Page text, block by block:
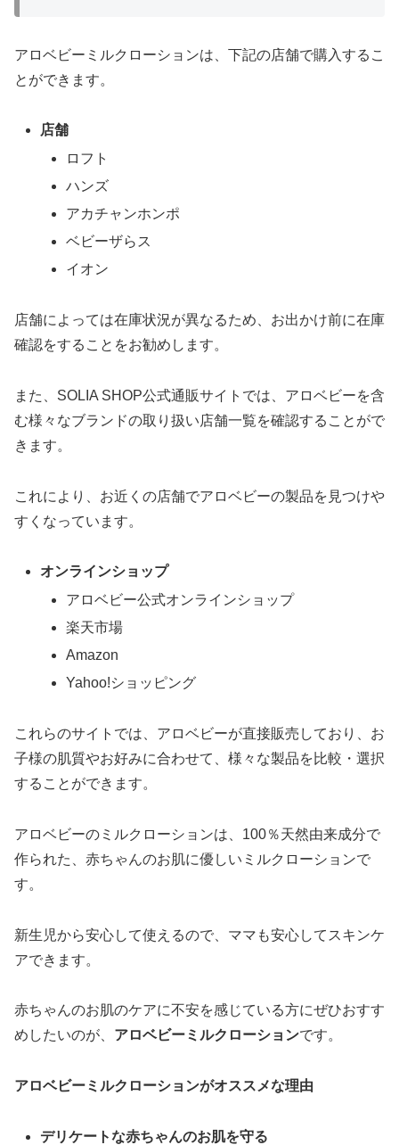
アロベビーミルクローションは、下記の店舗で購入するこ
とができます。
店舗
ロフト
ハンズ
アカチャンホンポ
ベビーザらス
イオン
店舗によっては在庫状況が異なるため、お出かけ前に在庫
確認をすることをお勧めします。
また、SOLIA SHOP公式通販サイトでは、アロベビーを含
む様々なブランドの取り扱い店舗一覧を確認することがで
きます。
これにより、お近くの店舗でアロベビーの製品を見つけや
すくなっています。
オンラインショップ
アロベビー公式オンラインショップ
楽天市場
Amazon
Yahoo!ショッピング
これらのサイトでは、アロベビーが直接販売しており、お
子様の肌質やお好みに合わせて、様々な製品を比較・選択
することができます。
アロベビーのミルクローションは、100％天然由来成分で
作られた、赤ちゃんのお肌に優しいミルクローションで
す。
新生児から安心して使えるので、ママも安心してスキンケ
アできます。
赤ちゃんのお肌のケアに不安を感じている方にぜひおすす
めしたいのが、 アロベビーミルクローションです。
アロベビーミルクローションがオススメな理由
デリケートな赤ちゃんのお肌を守る